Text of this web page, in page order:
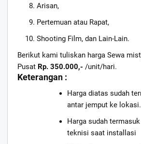
Arisan,
Pertemuan atau Rapat,
Shooting Film, dan Lain-Lain.
Berikut kami tuliskan harga Sewa
Pusat Rp. 350.000,- /unit/hari.
Keterangan :
Harga diatas sudah
antar jemput ke lokasi.
Harga sudah
teknisi saat installasi